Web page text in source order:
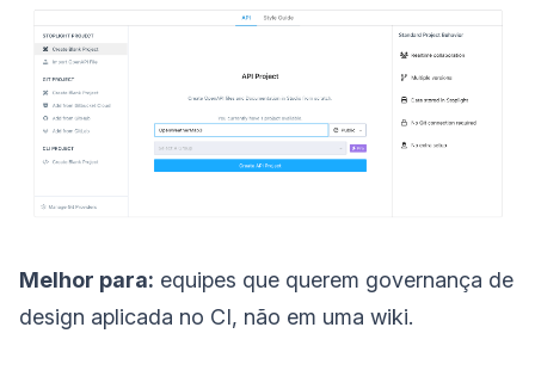
Melhor para: equipes que querem governança de
design aplicada no CI, não em uma wiki.